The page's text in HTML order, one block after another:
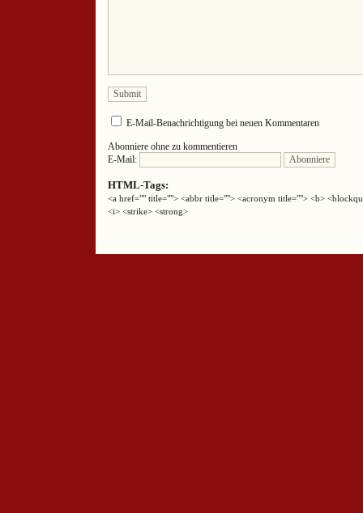
E-Mail-Benachrichtigung bei neuen Kommentaren
Abonniere ohne zu kommentieren
E-Mail:
HTML-Tags:
<a href="" title=""> <abbr title=""> <acronym title=""> <b>
<i> <strike> <strong>